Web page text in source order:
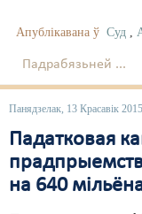
Апублікавана ў Суд ,
Падрабязьней ...
Панядзелак, 13 Красавік 2015
Падатковая
на 640